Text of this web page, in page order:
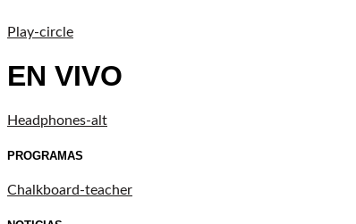
Play-circle
EN VIVO
Headphones-alt
PROGRAMAS
Chalkboard-teacher